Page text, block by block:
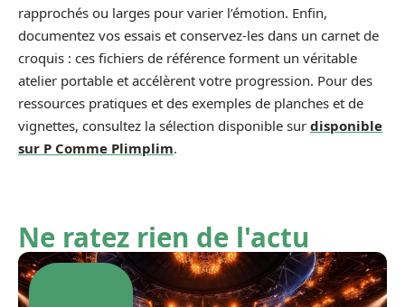
rapprochés ou larges pour varier l’émotion. Enfin,
documentez vos essais et conservez-les dans un carnet de
croquis : ces fichiers de référence forment un véritable
atelier portable et accélèrent votre progression. Pour des
ressources pratiques et des exemples de planches et de
vignettes, consultez la sélection disponible sur disponible
sur P Comme Plimplim.
Ne ratez rien de l'actu